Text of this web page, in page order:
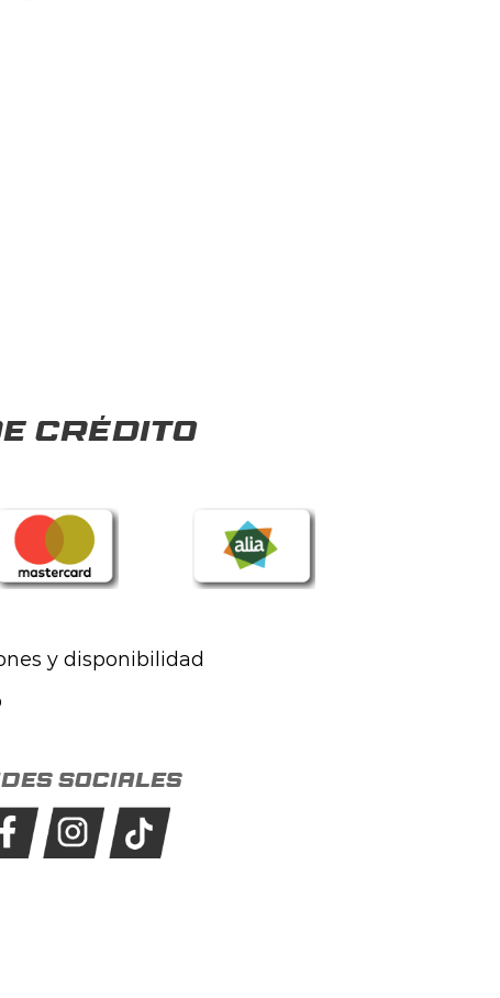
crédito
y disponibilidad
sociales